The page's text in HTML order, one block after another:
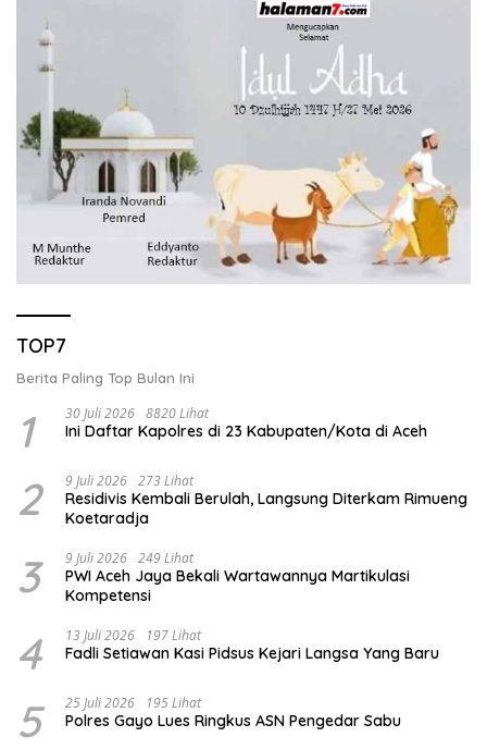
TOP7
Berita Paling Top Bulan Ini
1 30 Juli 2026 8820 Lihat
Ini Daftar Kapolres di 23 Kabupaten/Kota di Aceh
2 9 Juli 2026 273 Lihat
Residivis Kembali Berulah, Langsung Diterkam Rimueng
Koetaradja
3 9 Juli 2026 249 Lihat
PWI Aceh Jaya Bekali Wartawannya Martikulasi
Kompetensi
4 13 Juli 2026 197 Lihat
Fadli Setiawan Kasi Pidsus Kejari Langsa Yang Baru
5 25 Juli 2026 195 Lihat
Polres Gayo Lues Ringkus ASN Pengedar Sabu